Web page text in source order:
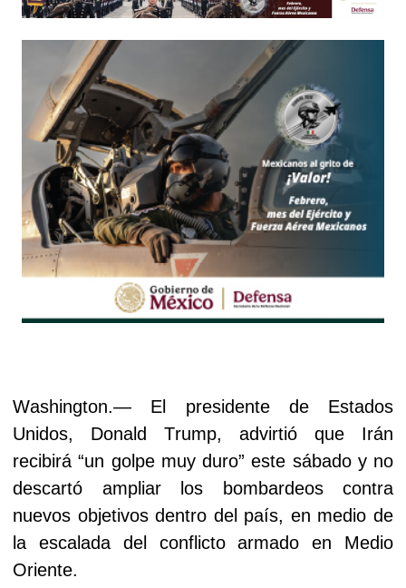
Washington.— El presidente de Estados
Unidos, Donald Trump, advirtió que Irán
recibirá “un golpe muy duro” este sábado y no
descartó ampliar los bombardeos contra
nuevos objetivos dentro del país, en medio de
la escalada del conflicto armado en Medio
Oriente.